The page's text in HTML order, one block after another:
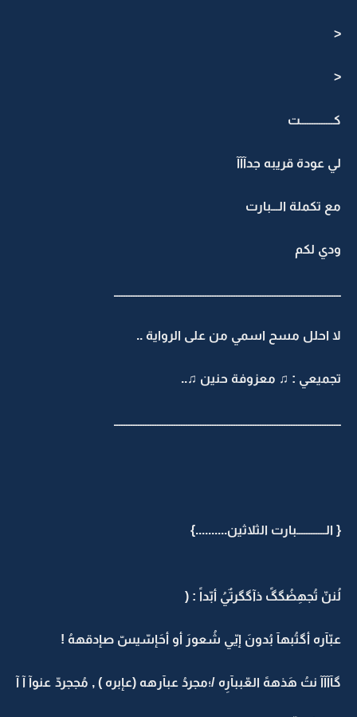
<
<
كــــــــــــــت
لي عودة قريبه جدآآآ
مع تكملة الـــبارت
ودي لكم
ـــــــــــــــــــــــــــــــــــــــــــــــــــــــــــــــــــــــــــــــــــــــــــــــ
لا احلل مسح اسمي من على الرواية ..
تجميعي : ♫ معزوفة حنين ♫..
ـــــــــــــــــــــــــــــــــــــــــــــــــــــــــــــــــــــــــــــــــــــــــــــــ
{ الــــــــــــبارت الثلاثين..........}
لُننّ تُجهِضُگگً ذآگگرتٌيُ أبّداً : (
عبّآره أگتُبهآ بُدونَ إييّ شُعورَ أو أحَإسّيسّ صإدقههُ !
گآآآآ نتُ هَذههً العّببآرِه /؛مجردُ عبآرهه (عإبره ) , مُججردّ عنوآ آ آ